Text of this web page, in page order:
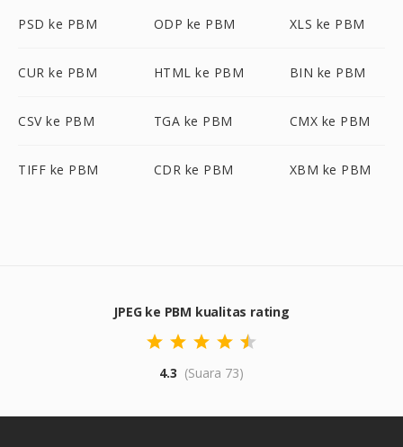
PSD ke PBM ODP ke PBM XLS ke PBM
CUR ke PBM HTML ke PBM BIN ke PBM
CSV ke PBM TGA ke PBM CMX ke PBM
TIFF ke PBM CDR ke PBM XBM ke PBM
JPEG ke PBM kualitas rating
4.3 (Suara 73)